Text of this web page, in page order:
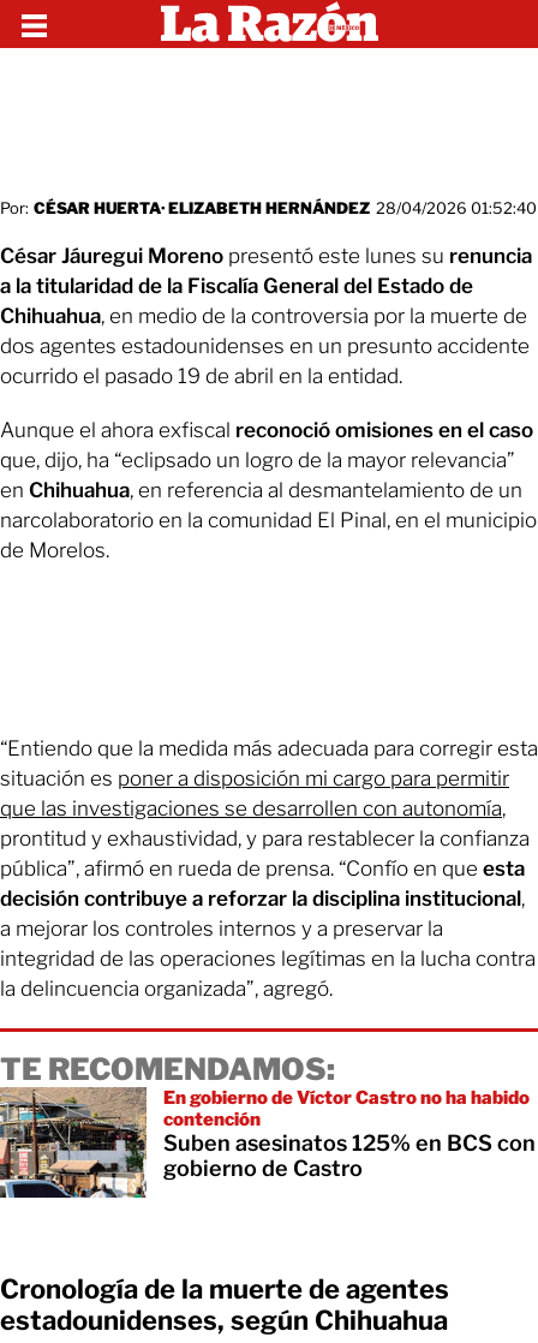
Por: CÉSAR HUERTA·ELIZABETH HERNÁNDEZ 28/04/2026 01:52:40
César Jáuregui Moreno presentó este lunes su renuncia
a la titularidad de la Fiscalía General del Estado de
Chihuahua, en medio de la controversia por la muerte de
dos agentes estadounidenses en un presunto accidente
ocurrido el pasado 19 de abril en la entidad.
Aunque el ahora exfiscal reconoció omisiones en el caso
que, dijo, ha “eclipsado un logro de la mayor relevancia”
en Chihuahua, en referencia al desmantelamiento de un
narcolaboratorio en la comunidad El Pinal, en el municipio
de Morelos.
“Entiendo que la medida más adecuada para corregir esta
situación es poner a disposición mi cargo para permitir
que las investigaciones se desarrollen con autonomía,
prontitud y exhaustividad, y para restablecer la confianza
pública”, afirmó en rueda de prensa. “Confío en que esta
decisión contribuye a reforzar la disciplina institucional,
a mejorar los controles internos y a preservar la
integridad de las operaciones legítimas en la lucha contra
la delincuencia organizada”, agregó.
TE RECOMENDAMOS:
En gobierno de Víctor Castro no ha habido
contención
Suben asesinatos 125% en BCS con
gobierno de Castro
Cronología de la muerte de agentes
estadounidenses, según Chihuahua